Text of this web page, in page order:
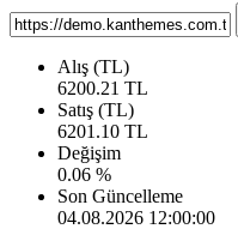
Alış (TL)
6200.21 TL
Satış (TL)
6201.10 TL
Değişim
0.06 %
Son Güncelleme
04.08.2026 12:00:00